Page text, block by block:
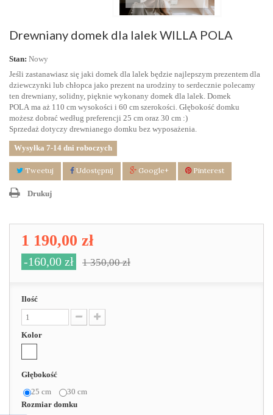
Drewniany domek dla lalek WILLA POLA
Stan: Nowy
Jeśli zastanawiasz się jaki domek dla lalek będzie najlepszym prezentem dla
dziewczynki lub chłopca jako prezent na urodziny to serdecznie polecamy
ten drewniany, solidny, pięknie wykonany domek dla lalek. Domek
POLA ma aż 110 cm wysokości i 60 cm szerokości. Głębokość domku
możesz dobrać według preferencji 25 cm oraz 30 cm :)
Sprzedaż dotyczy drewnianego domku bez wyposażenia.
Wysyłka 7-14 dni roboczych
Tweetuj Udostępnij Google+ Pinterest
Drukuj
1 190,00 zł
-160,00 zł 1 350,00 zł
Ilość
Kolor
Głębokość
25 cm
30 cm
Rozmiar domku